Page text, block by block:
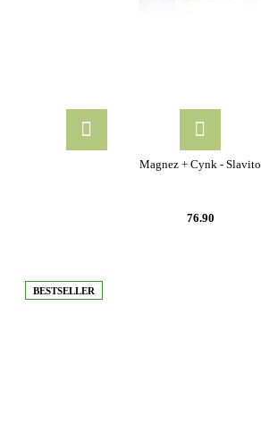
Magnez + Cynk - Slavito
76.90
BESTSELLER